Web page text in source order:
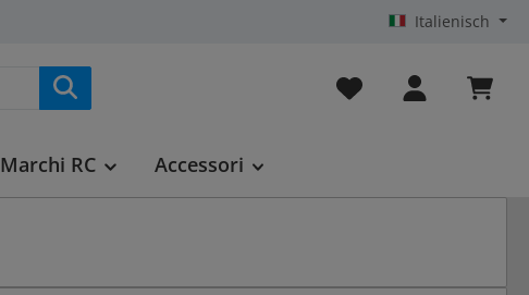
Italienisch
Hai 0 articoli nella
Marchi RC Accessori